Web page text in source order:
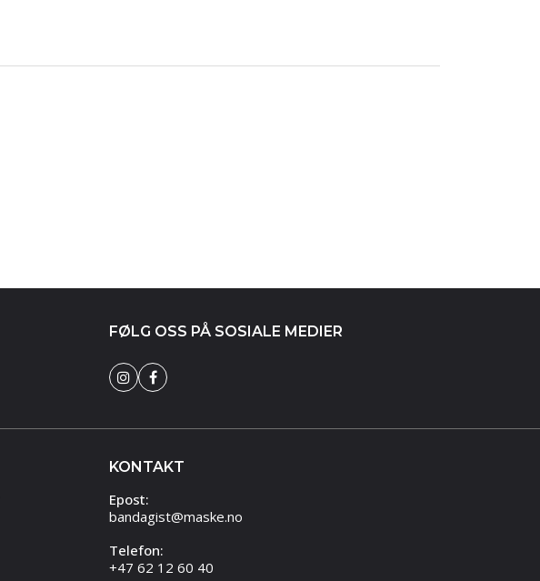
FØLG OSS PÅ SOSIALE MEDIER
KONTAKT
Epost:
bandagist@maske.no
Telefon:
+47 62 12 60 40